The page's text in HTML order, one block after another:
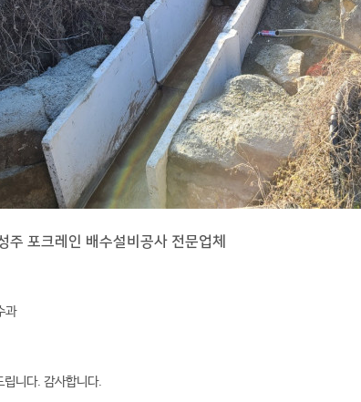
포크레인 배수설비공사 전문업체
과
립니다. 감사합니다.